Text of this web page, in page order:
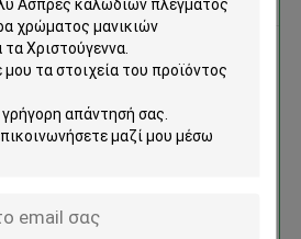
καλωδίων πλέγματος
ταινίες πολυεστέρα
μανικιών
για τα
συνεχίσει